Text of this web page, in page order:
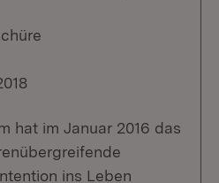
hat im Januar 2016 das
ins Leben